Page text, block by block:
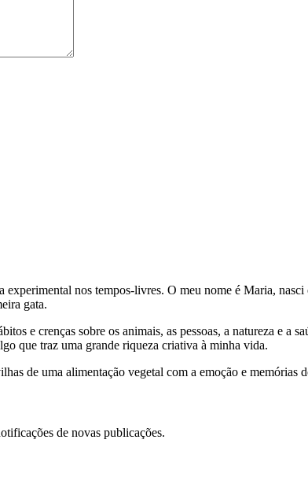
experimental nos tempos-livres. O meu nome é Maria,
gata.
e crenças sobre os animais, as pessoas, a natureza e
que traz uma grande riqueza criativa à minha vida.
de uma alimentação vegetal com a emoção e memórias
de novas publicações.